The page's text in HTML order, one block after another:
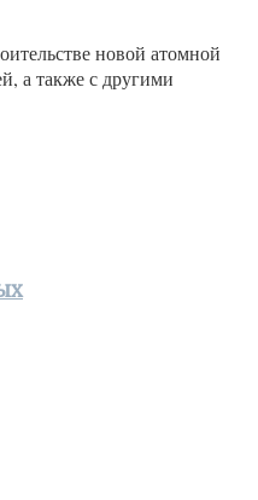
новой атомной
а также с другими